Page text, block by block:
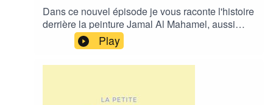
Dans ce nouvel épisode je vous raconte l'histoire
derrière la peinture Jamal Al Mahamel, aussi
appelée Le porteur palestinien de l'artiste
palestinien Sliman Mansour. L'histoire de cette
œuvre nous aide à mieux comprendre la Nakba
vous plaira et vous aidera à mieux comprendre
Play